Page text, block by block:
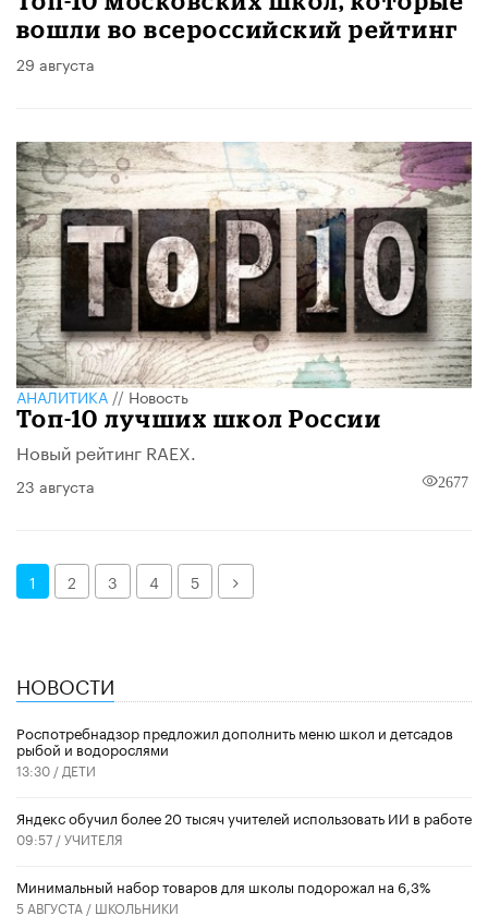
вошли во всероссийский рейтинг
29 августа
АНАЛИТИКА//Новость
Топ-10 лучших школ России
Новый рейтинг RAEX.
23 августа 2677
1 2 3 4 5 Далее
НОВОСТИ
Роспотребнадзор предложил дополнить меню школ и детсадов
рыбой и водорослями
13:30 / ДЕТИ
​Яндекс обучил более 20 тысяч учителей использовать ИИ в работе
09:57 /УЧИТЕЛЯ
Минимальный набор товаров для школы подорожал на 6,3%
5 АВГУСТА / ШКОЛЬНИКИ